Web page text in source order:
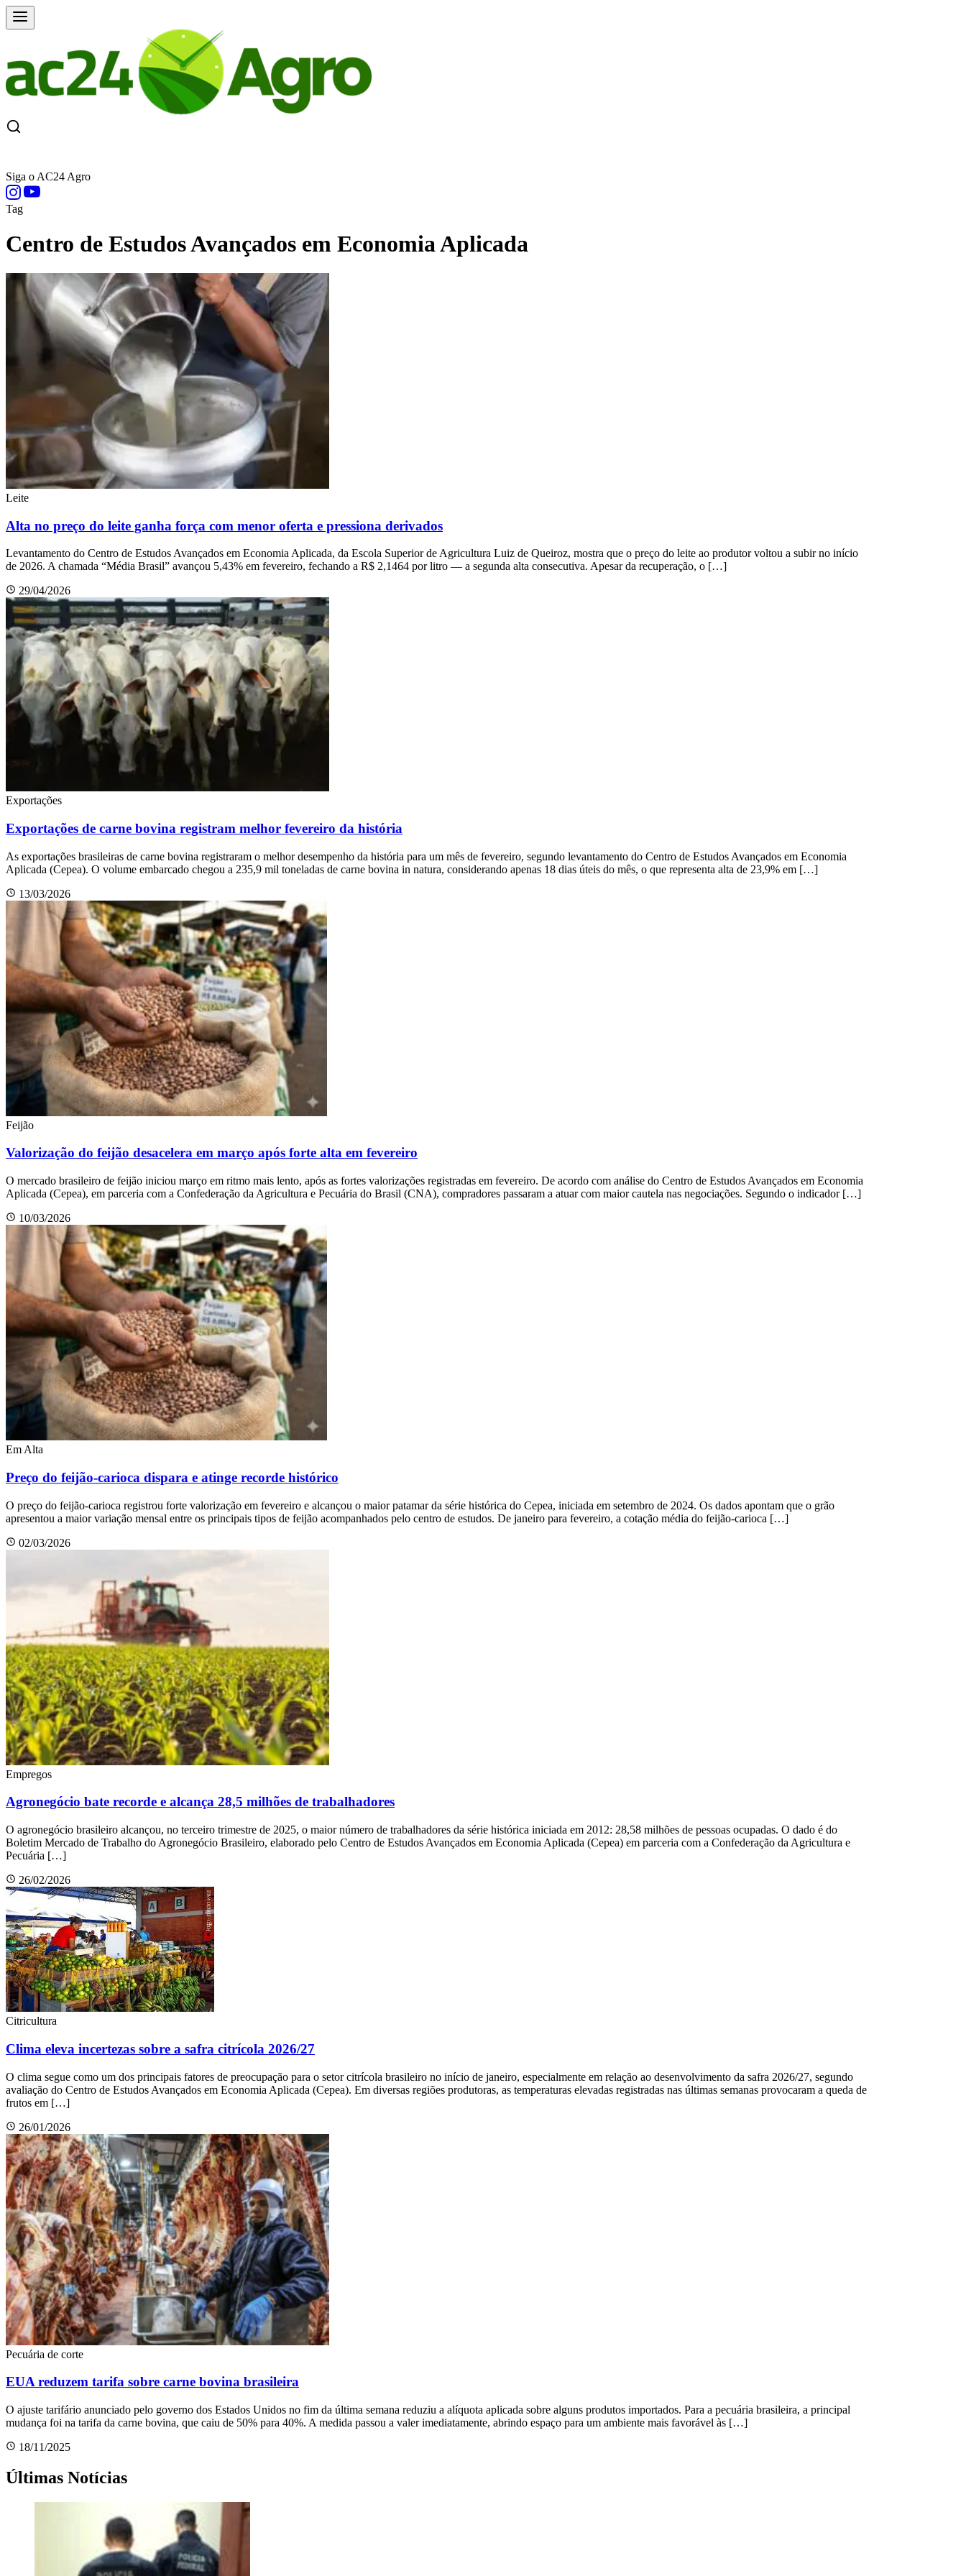
Siga o AC24 Agro
Tag
Centro de Estudos Avançados em Economia Aplicada
Leite
Alta no preço do leite ganha força com menor oferta e pressiona derivados
Levantamento do Centro de Estudos Avançados em Economia Aplicada, da Escola Superior de Agricultura Luiz de Queiroz, mostra que o preço do leite ao produtor voltou a subir no início
de 2026. A chamada “Média Brasil” avançou 5,43% em fevereiro, fechando a R$ 2,1464 por litro — a segunda alta consecutiva. Apesar da recuperação, o […]
29/04/2026
Exportações
Exportações de carne bovina registram melhor fevereiro da história
As exportações brasileiras de carne bovina registraram o melhor desempenho da história para um mês de fevereiro, segundo levantamento do Centro de Estudos Avançados em Economia
Aplicada (Cepea). O volume embarcado chegou a 235,9 mil toneladas de carne bovina in natura, considerando apenas 18 dias úteis do mês, o que representa alta de 23,9% em […]
13/03/2026
Feijão
Valorização do feijão desacelera em março após forte alta em fevereiro
O mercado brasileiro de feijão iniciou março em ritmo mais lento, após as fortes valorizações registradas em fevereiro. De acordo com análise do Centro de Estudos Avançados em Economia
Aplicada (Cepea), em parceria com a Confederação da Agricultura e Pecuária do Brasil (CNA), compradores passaram a atuar com maior cautela nas negociações. Segundo o indicador […]
10/03/2026
Em Alta
Preço do feijão-carioca dispara e atinge recorde histórico
O preço do feijão-carioca registrou forte valorização em fevereiro e alcançou o maior patamar da série histórica do Cepea, iniciada em setembro de 2024. Os dados apontam que o grão
apresentou a maior variação mensal entre os principais tipos de feijão acompanhados pelo centro de estudos. De janeiro para fevereiro, a cotação média do feijão-carioca […]
02/03/2026
Empregos
Agronegócio bate recorde e alcança 28,5 milhões de trabalhadores
O agronegócio brasileiro alcançou, no terceiro trimestre de 2025, o maior número de trabalhadores da série histórica iniciada em 2012: 28,58 milhões de pessoas ocupadas. O dado é do
Boletim Mercado de Trabalho do Agronegócio Brasileiro, elaborado pelo Centro de Estudos Avançados em Economia Aplicada (Cepea) em parceria com a Confederação da Agricultura e
Pecuária […]
26/02/2026
Citricultura
Clima eleva incertezas sobre a safra citrícola 2026/27
O clima segue como um dos principais fatores de preocupação para o setor citrícola brasileiro no início de janeiro, especialmente em relação ao desenvolvimento da safra 2026/27, segundo
avaliação do Centro de Estudos Avançados em Economia Aplicada (Cepea). Em diversas regiões produtoras, as temperaturas elevadas registradas nas últimas semanas provocaram a queda de
frutos em […]
26/01/2026
Pecuária de corte
EUA reduzem tarifa sobre carne bovina brasileira
O ajuste tarifário anunciado pelo governo dos Estados Unidos no fim da última semana reduziu a alíquota aplicada sobre alguns produtos importados. Para a pecuária brasileira, a principal
mudança foi na tarifa da carne bovina, que caiu de 50% para 40%. A medida passou a valer imediatamente, abrindo espaço para um ambiente mais favorável às […]
18/11/2025
Últimas Notícias